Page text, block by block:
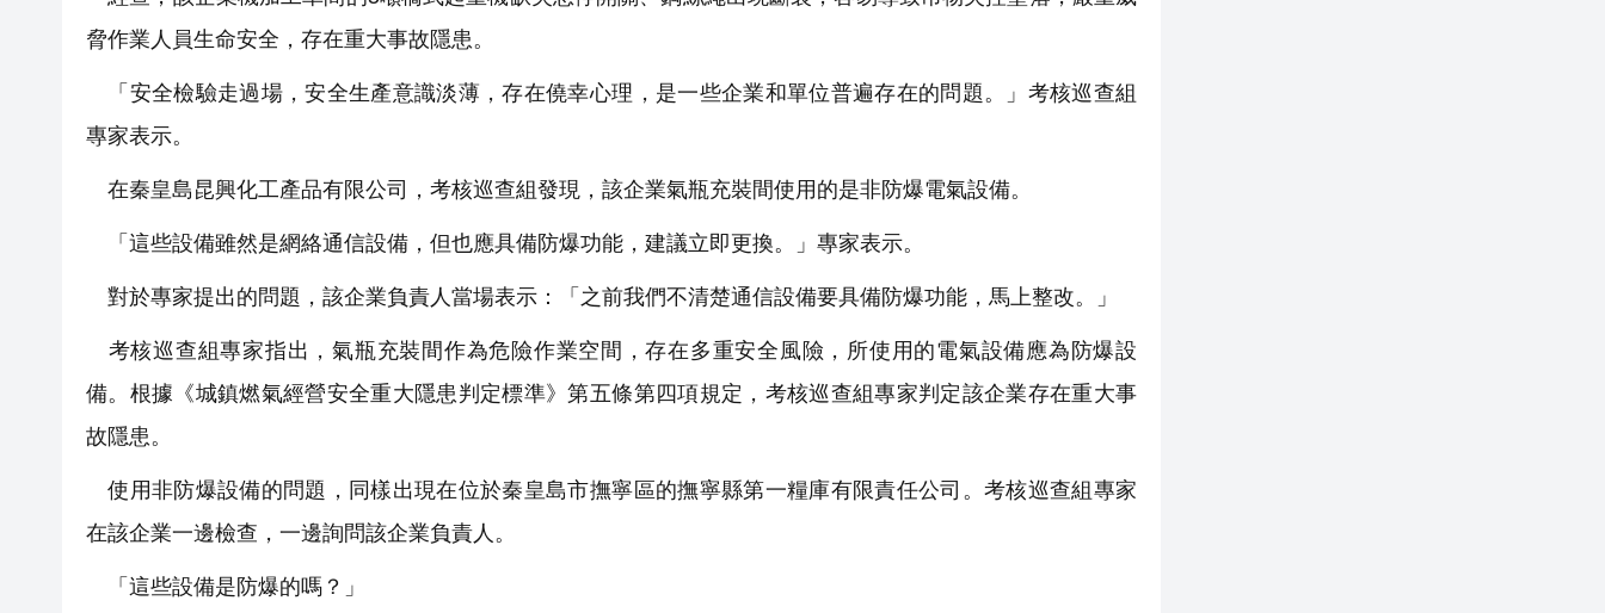
脅作業人員生命安全，存在重大事故隱患。
「安全檢驗走過場，安全生產意識淡薄，存在僥幸心理，是一些企業和單位普遍存在的問題。」考核巡查組
專家表示。
在秦皇島昆興化工產品有限公司，考核巡查組發現，該企業氣瓶充裝間使用的是非防爆電氣設備。
「這些設備雖然是網絡通信設備，但也應具備防爆功能，建議立即更換。」專家表示。
對於專家提出的問題，該企業負責人當場表示：「之前我們不清楚通信設備要具備防爆功能，馬上整改。」
考核巡查組專家指出，氣瓶充裝間作為危險作業空間，存在多重安全風險，所使用的電氣設備應為防爆設
備。根據《城鎮燃氣經營安全重大隱患判定標準》第五條第四項規定，考核巡查組專家判定該企業存在重大事
故隱患。
使用非防爆設備的問題，同樣出現在位於秦皇島市撫寧區的撫寧縣第一糧庫有限責任公司。考核巡查組專家
在該企業一邊檢查，一邊詢問該企業負責人。
「這些設備是防爆的嗎？」